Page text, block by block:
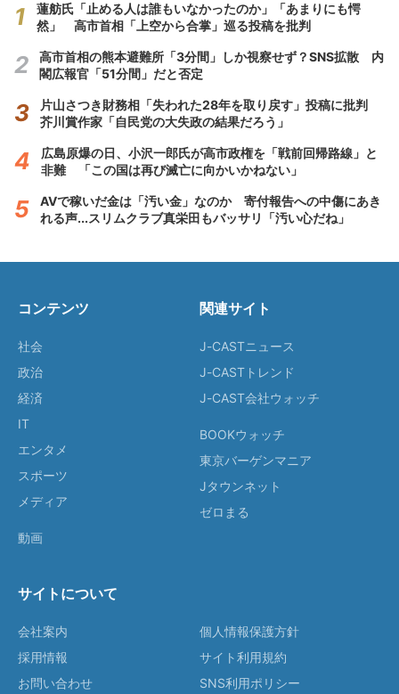
蓮舫氏「止める人は誰もいなかったのか」「あまりにも愕
然」 高市首相「上空から合掌」巡る投稿を批判
高市首相の熊本避難所「3分間」しか視察せず？SNS拡散 内
閣広報官「51分間」だと否定
片山さつき財務相「失われた28年を取り戻す」投稿に批判
芥川賞作家「自民党の大失政の結果だろう」
広島原爆の日、小沢一郎氏が高市政権を「戦前回帰路線」と
非難 「この国は再び滅亡に向かいかねない」
AVで稼いだ金は「汚い金」なのか 寄付報告への中傷にあき
れる声...スリムクラブ真栄田もバッサリ「汚い心だね」
コンテンツ
社会
政治
経済
IT
エンタメ
スポーツ
メディア
動画
関連サイト
J-CASTニュース
J-CASTトレンド
J-CAST会社ウォッチ
BOOKウォッチ
東京バーゲンマニア
Jタウンネット
ゼロまる
サイトについて
会社案内
採用情報
お問い合わせ
個人情報保護方針
サイト利用規約
SNS利用ポリシー